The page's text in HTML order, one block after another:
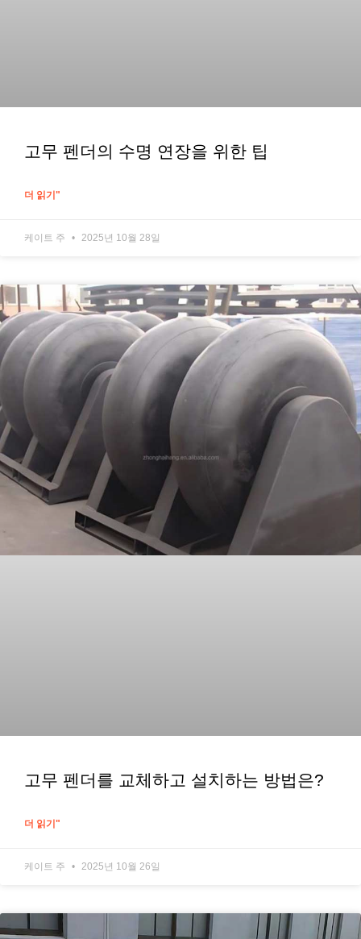
고무 펜더의 수명 연장을 위한 팁
더 읽기"
케이트 주 2025년 10월 28일
고무 펜더를 교체하고 설치하는 방법은?
더 읽기"
케이트 주 2025년 10월 26일